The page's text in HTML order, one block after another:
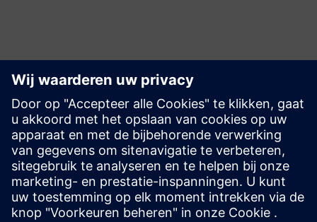
Ontdek bronnen en
gerelateerde producten
Aanvullende informatie en bronnen
Blogpost: Zakelijke trends na Covid